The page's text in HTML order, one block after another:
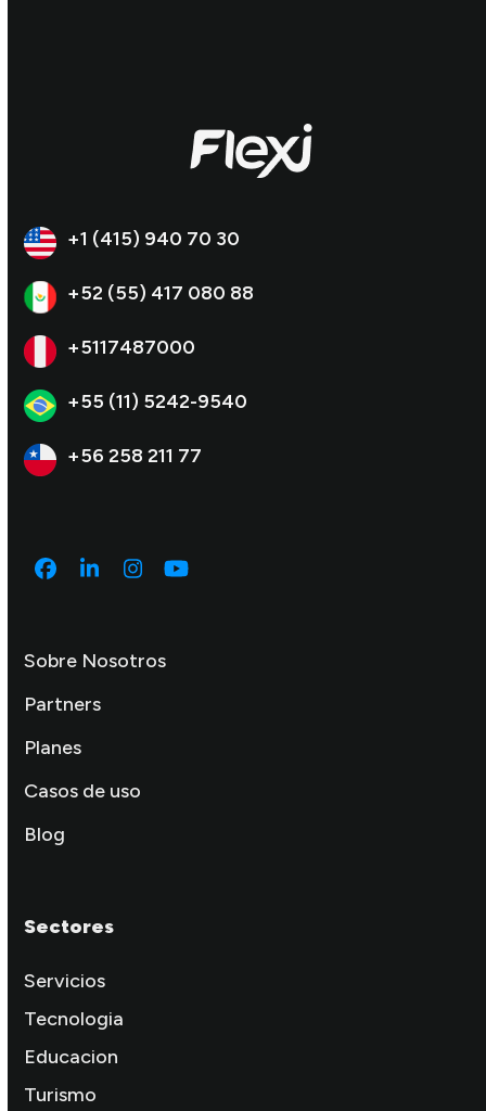
+1 (415) 940 70 30
+52 (55) 417 080 88
+5117487000
+55 (11) 5242-9540
+56 258 211 77
Facebook
LinkedInInstagram
YouTube
Sobre Nosotros
Partners
Planes
Casos de uso
Blog
Sectores
Servicios
Tecnologia
Educacion
Turismo